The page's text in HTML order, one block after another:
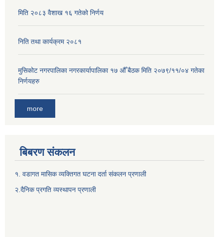
मिति २०८३ वैशाख १६ गतेको निर्णय
निति तथा कार्यक्रम २०८१
मुसिकोट नगरपालिका नगरकार्यापालिका १७ औँ बैठक मिति २०७९/११/०४ गतेका
निर्णयहरु
more
बिबरण संकलन
१. वडागत मासिक व्यक्तिगत घटना दर्ता संकलन प्रणाली
२.दैनिक प्रगति व्यस्थापन प्रणाली